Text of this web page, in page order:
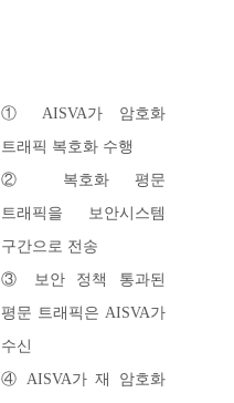
① AISVA가 암호화
트래픽 복호화 수행
② 복호화 평문
트래픽을 보안시스템
구간으로 전송
③ 보안 정책 통과된
평문 트래픽은 AISVA가
수신
④ AISVA가 재 암호화